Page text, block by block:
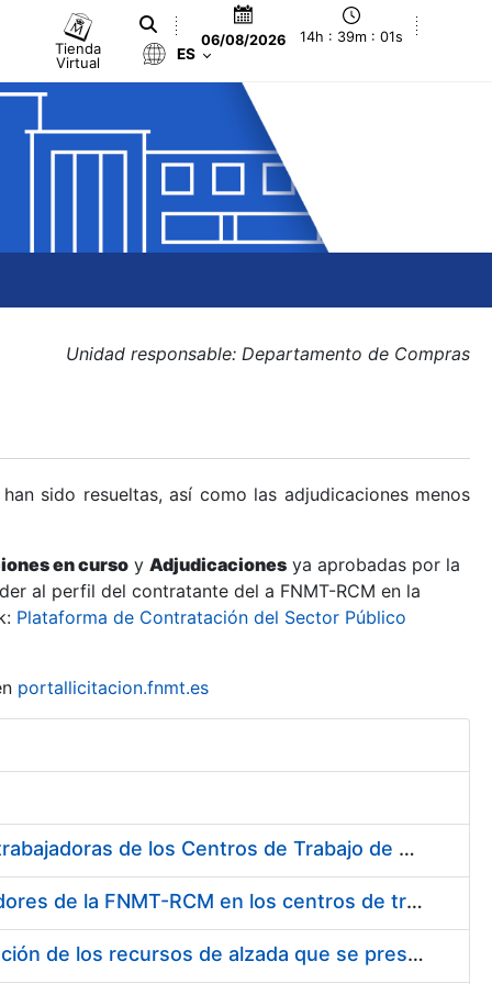
Tienda
Virtual
06/08/2026 14h : 39m : 01s
ES
Unidad responsable: Departamento de Compras
sido resueltas, así como las adjudicaciones menos
en curso y Adjudicaciones ya aprobadas por la
al perfil del contratante del a FNMT-RCM en la
Plataforma de Contratación del Sector Público
portallicitacion.fnmt.es
Suministro de Protectores Auditivos a medida para las personas trabajadoras de los Centros de Trabajo de Madrid y Burgos
Suministro de gafas graduadas antiproyecciones para los trabajadores de la FNMT-RCM en los centros de trabajo de Madrid y Burgos
Servicios de una empresa externa para el asesoramiento y resolución de los recursos de alzada que se presentan relacionados con procesos de selección para la FNMT-RCM